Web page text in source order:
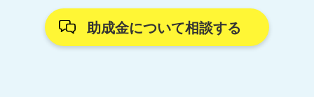
助成金について相談する